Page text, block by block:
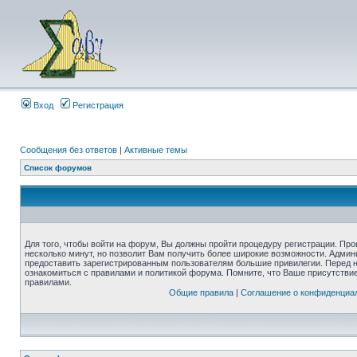
Вход Регистрация
Сообщения без ответов | Активные темы
Список форумов
Для того, чтобы войти на форум, Вы должны пройти процедуру регистрации.
несколько минут, но позволит Вам получить более широкие возможности.
предоставить зарегистрированным пользователям большие привилегии.
ознакомиться с правилами и политикой форума. Помните, что Ваше
правилами.
Общие правила| Соглашение о